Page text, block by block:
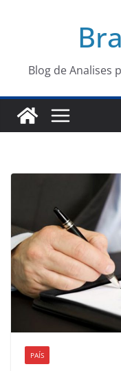
conteúdoBlog de Analises
PAÍS